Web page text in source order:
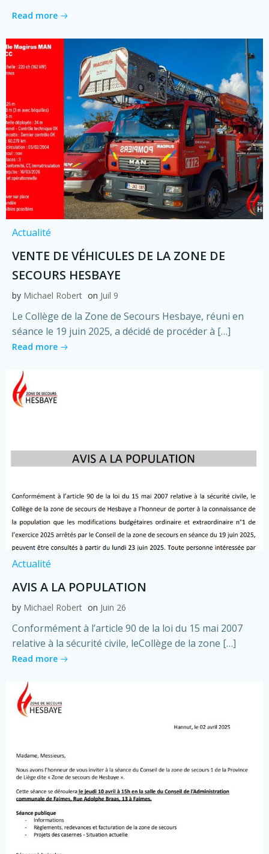
Read more
Actualité
VENTE DE VÉHICULES DE LA ZONE DE
SECOURS HESBAYE
by Michael Robert on Juil 9
Le Collège de la Zone de Secours Hesbaye, réuni en
séance le 19 juin 2025, a décidé de procéder à […]
Read more
Actualité
AVIS A LA POPULATION
by Michael Robert on Juin 26
Conformément à l’article 90 de la loi du 15 mai 2007
relative à la sécurité civile, leCollège de la zone […]
Read more